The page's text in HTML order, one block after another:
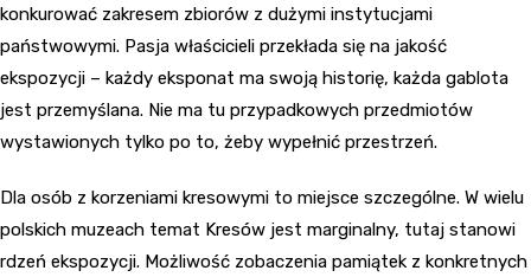
konkurować zakresem zbiorów z dużymi instytucjami
państwowymi. Pasja właścicieli przekłada się na jakość
ekspozycji – każdy eksponat ma swoją historię, każda gablota
jest przemyślana. Nie ma tu przypadkowych przedmiotów
wystawionych tylko po to, żeby wypełnić przestrzeń.
Dla osób z korzeniami kresowymi to miejsce szczególne. W wielu
polskich muzeach temat Kresów jest marginalny, tutaj stanowi
rdzeń ekspozycji. Możliwość zobaczenia pamiątek z konkretnych